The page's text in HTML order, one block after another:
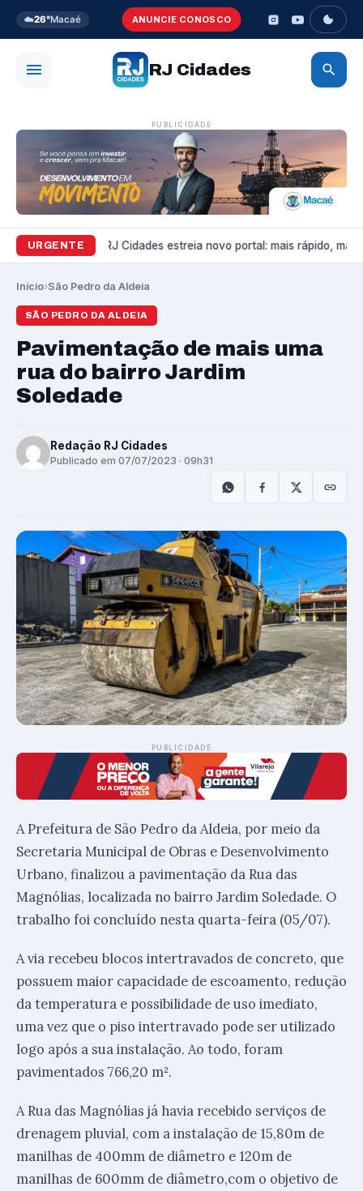
☁️26°Macaé ANUNCIE CONOSCO
RJ Cidades
PUBLICIDADE
URGENTE
Variedades RJ Cidades estreia novo portal: mais rápido,
Início›São Pedro da Aldeia
SÃO PEDRO DA ALDEIA
Pavimentação de mais uma
rua do bairro Jardim
Soledade
Redação RJ Cidades
Publicado em 07/07/2023 · 09h31
PUBLICIDADE
A Prefeitura de São Pedro da Aldeia, por meio da
Secretaria Municipal de Obras e Desenvolvimento
Urbano, finalizou a pavimentação da Rua das
Magnólias, localizada no bairro Jardim Soledade. O
trabalho foi concluído nesta quarta-feira (05/07).
A via recebeu blocos intertravados de concreto, que
possuem maior capacidade de escoamento, redução
da temperatura e possibilidade de uso imediato,
uma vez que o piso intertravado pode ser utilizado
logo após a sua instalação. Ao todo, foram
pavimentados 766,20 m².
A Rua das Magnólias já havia recebido serviços de
drenagem pluvial, com a instalação de 15,80m de
manilhas de 400mm de diâmetro e 120m de
manilhas de 600mm de diâmetro,com o objetivo de